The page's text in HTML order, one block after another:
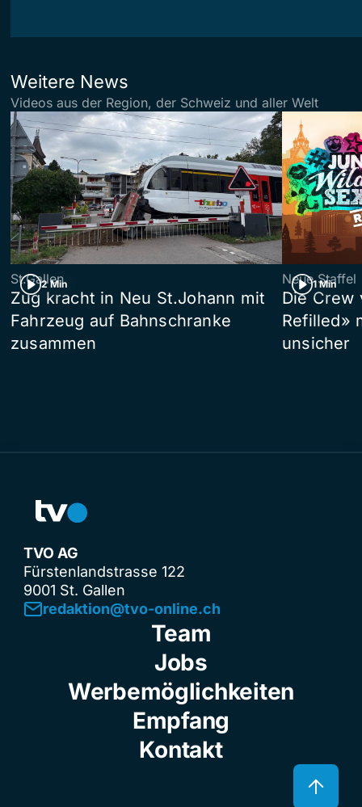
Weitere News
Videos aus der Region, der Schweiz und aller Welt
2 Min
St.Gallen
Zug kracht in Neu St.Johann mit
Fahrzeug auf Bahnschranke
zusammen
1 Min
Neue Staffel
Die Crew
Refilled»
unsicher
TVO AG
Fürstenlandstrasse 122
9001 St. Gallen
redaktion@tvo-online.ch
Team
Jobs
Werbemöglichkeiten
Empfang
Kontakt